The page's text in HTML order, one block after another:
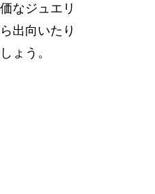
なジュエリ
出向いたり
ょう。